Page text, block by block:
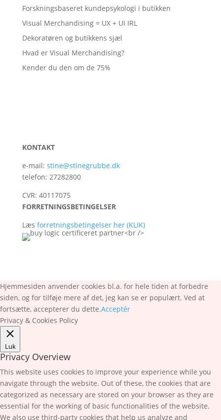
Forskningsbaseret kundepsykologi i butikken
Visual Merchandising = UX + UI IRL
Dekoratøren og butikkens sjæl
Hvad er Visual Merchandising?
Kender du den om de 75%
KONTAKT
e-mail: stine@stinegrubbe.dk
telefon: 27282800
CVR: 40117075
FORRETNINGSBETINGELSER
Læs forretningsbetingelser her (KLIK)
Hjemmesiden anvender cookies bl.a. for hele tiden at forbedre
siden, og for tilføje mere af det, jeg kan se er populært. Ved at
fortsætte, accepterer du dette.Acceptér
Privacy & Cookies Policy
Luk
Privacy Overview
This website uses cookies to improve your experience while you
navigate through the website. Out of these, the cookies that are
categorized as necessary are stored on your browser as they are
essential for the working of basic functionalities of the website.
We also use third-party cookies that help us analyze and